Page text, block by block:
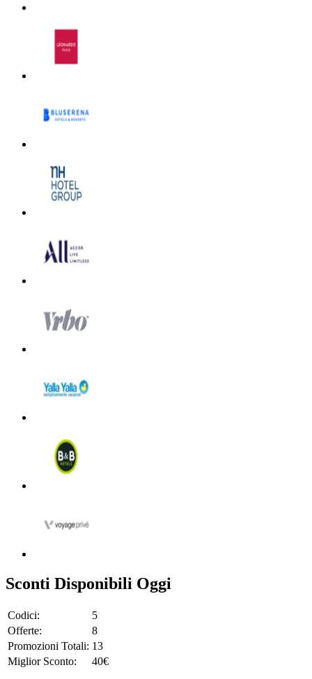
Sconti Disponibili Oggi
Codici:
5
Offerte:
8
Promozioni Totali: 13
Miglior Sconto:
40€